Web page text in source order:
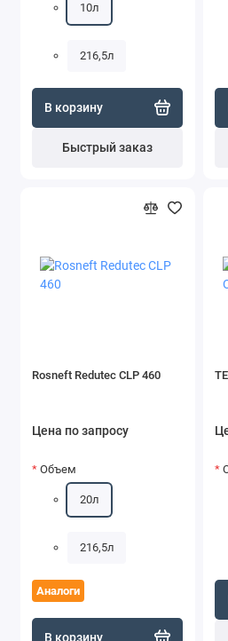
10л
216,5л
В корзину
Быстрый заказ
Rosneft Redutec CLP 460
Цена по запросу
Аналоги
Объем
20л
216,5л
В корзину